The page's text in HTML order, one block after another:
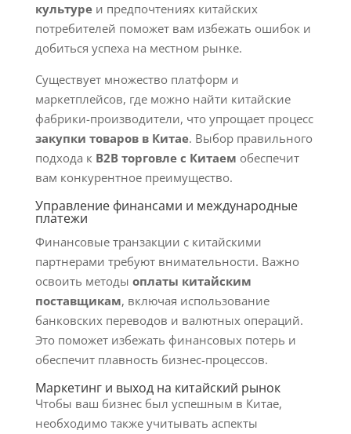
культуреи предпочтениях китайских
потребителей поможет вам избежать ошибок и
добиться успеха на местном рынке.
Существует множество платформ и
маркетплейсов, где можно найти китайские
фабрики-производители, что упрощает процесс
закупки товаров в Китае. Выбор правильного
подхода к B2B торговле с Китаем обеспечит
вам конкурентное преимущество.
Управление финансами и международные
платежи
Финансовые транзакции с китайскими
партнерами требуют внимательности. Важно
освоить методы оплаты китайским
поставщикам, включая использование
банковских переводов и валютных операций.
Это поможет избежать финансовых потерь и
обеспечит плавность бизнес-процессов.
Маркетинг и выход на китайский рынок
Чтобы ваш бизнес был успешным в Китае,
необходимо также учитывать аспекты